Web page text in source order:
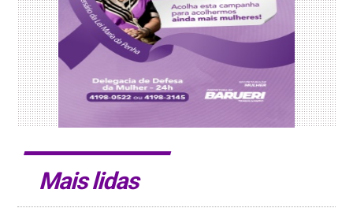
Mais lidas